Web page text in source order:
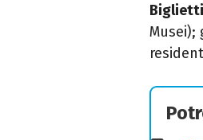
Biglietti
Musei);